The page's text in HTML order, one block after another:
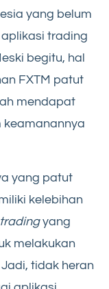
yang belum
trading
begitu, hal
FXTM patut
mendapat
keamanannya
yang patut
kelebihan
yang
melakukan
tidak heran